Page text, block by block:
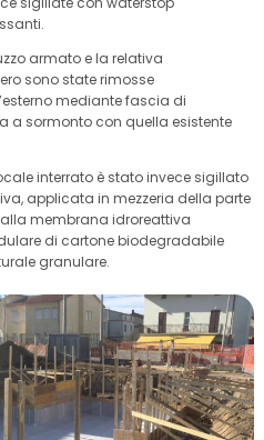
armato e la relativa
sono state rimosse
mediante fascia di
sormonto con quella esistente
interrato è stato invece sigillato
applicata in mezzeria della parte
membrana idroreattiva
di cartone biodegradabile
granulare.